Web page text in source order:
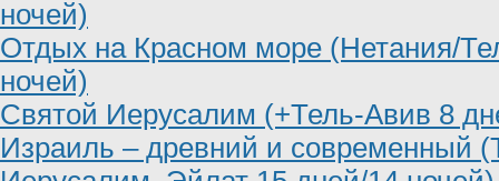
ночей)
Отдых на Красном море (Нетания/
ночей)
Святой Иерусалим (+Тель-Авив 8
Израиль – древний и современный